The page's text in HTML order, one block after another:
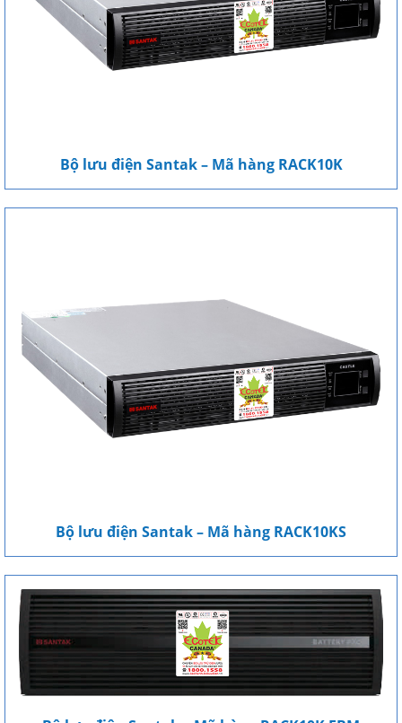
Bộ lưu điện Santak – Mã hàng RACK10K
Bộ lưu điện Santak – Mã hàng RACK10KS